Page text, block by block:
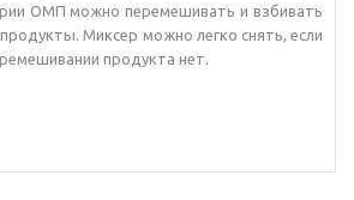
ОМП можно перемешивать и взбивать
Миксер можно легко снять, если
продукта нет.